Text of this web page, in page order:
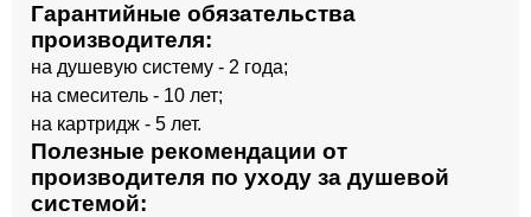
Гарантийные обязательства
производителя:
на душевую систему - 2 года;
на смеситель - 10 лет;
на картридж - 5 лет.
Полезные рекомендации от
производителя по уходу за душевой
системой: